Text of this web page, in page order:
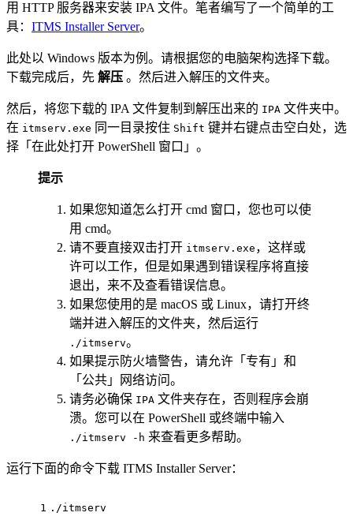
用 HTTP 服务器来安装 IPA 文件。笔者编写了一个简单的工
具： ITMS Installer Server。
此处以 Windows 版本为例。请根据您的电脑架构选择下载。
下载完成后，先 解压 。然后进入解压的文件夹。
然后，将您下载的 IPA 文件复制到解压出来的 IPA 文件夹中。
在 itmserv.exe 同一目录按住 Shift 键并右键点击空白处，选
择「在此处打开 PowerShell 窗口」。
提示
如果您知道怎么打开 cmd 窗口，您也可以使
用 cmd。
请不要直接双击打开 itmserv.exe ，这样或
许可以工作，但是如果遇到错误程序将直接
退出，来不及查看错误信息。
如果您使用的是 macOS 或 Linux，请打开终
端并进入解压的文件夹，然后运行
./itmserv。
如果提示防火墙警告，请允许「专有」和
「公共」网络访问。
请务必确保 IPA 文件夹存在，否则程序会崩
溃。您可以在 PowerShell 或终端中输入
./itmserv -h 来查看更多帮助。
运行下面的命令下载 ITMS Installer Server：
1 ./itmserv